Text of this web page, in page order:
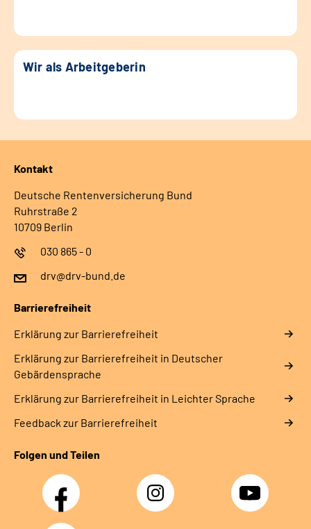
Wir als Arbeitgeberin
Kontakt
Deutsche Rentenversicherung Bund
Ruhrstraße 2
10709 Berlin
030 865 - 0
drv@drv-bund.de
Barrierefreiheit
Erklärung zur Barrierefreiheit
Erklärung zur Barrierefreiheit in Deutscher
Gebärdensprache
Erklärung zur Barrierefreiheit in Leichter Sprache
Feedback zur Barrierefreiheit
Folgen und Teilen
Facebook Instagram YouTube